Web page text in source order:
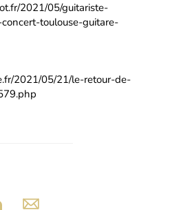
2021/05/guitariste-
toulouse-guitare-
2021/05/21/le-retour-de-